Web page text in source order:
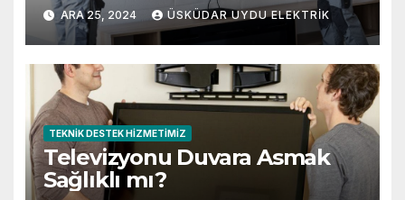
ARA 25, 2024 ÜSKÜDAR UYDU ELEKTRIK
TEKNIK DESTEK HIZMETIMIZ
Televizyonu Duvara Asmak
Sağlıklı mı?